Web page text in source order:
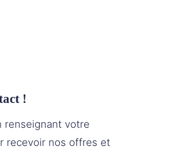
!
renseignant votre
recevoir nos offres et